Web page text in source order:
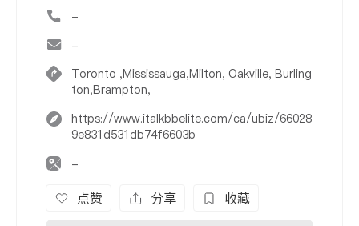
-
-
Toronto ,Mississauga,Milton, Oakville, Burling
ton,Brampton,
https://www.italkbbelite.com/ca/ubiz/66028
9e831d531db74f6603b
-
点赞 分享 收藏